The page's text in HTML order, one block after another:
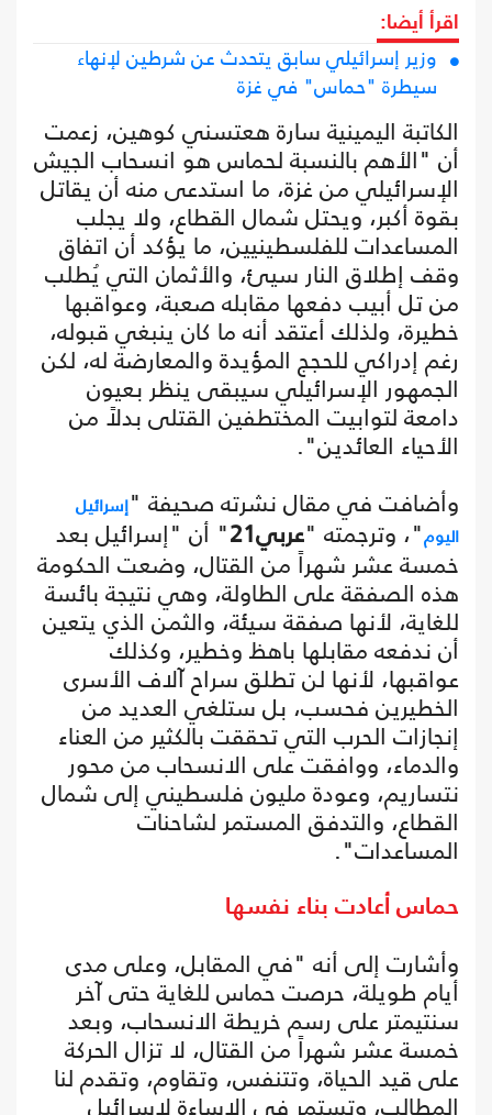
اقرأ أيضا:
وزير إسرائيلي سابق يتحدث عن شرطين لإنهاء
سيطرة "حماس" في غزة
الكاتبة اليمينية سارة هعتسني كوهين، زعمت
أن "الأهم بالنسبة لحماس هو انسحاب الجيش
الإسرائيلي من غزة، ما استدعى منه أن يقاتل
بقوة أكبر، ويحتل شمال القطاع، ولا يجلب
المساعدات للفلسطينيين، ما يؤكد أن اتفاق
وقف إطلاق النار سيئ، والأثمان التي يُطلب
من تل أبيب دفعها مقابله صعبة، وعواقبها
خطيرة، ولذلك أعتقد أنه ما كان ينبغي قبوله،
رغم إدراكي للحجج المؤيدة والمعارضة له، لكن
الجمهور الإسرائيلي سيبقى ينظر بعيون
دامعة لتوابيت المختطفين القتلى بدلاً من
الأحياء العائدين".
وأضافت في مقال نشرته صحيفة "إسرائيل
اليوم"، وترجمته "عربي21
" أن "إسرائيل بعد
خمسة عشر شهراً من القتال، وضعت الحكومة
هذه الصفقة على الطاولة، وهي نتيجة بائسة
للغاية، لأنها صفقة سيئة، والثمن الذي يتعين
أن ندفعه مقابلها باهظ وخطير، وكذلك
عواقبها، لأنها لن تطلق سراح آلاف الأسرى
الخطيرين فحسب، بل ستلغي العديد من
إنجازات الحرب التي تحققت بالكثير من العناء
والدماء، ووافقت على الانسحاب من محور
نتساريم، وعودة مليون فلسطيني إلى شمال
القطاع، والتدفق المستمر لشاحنات
المساعدات".
حماس أعادت بناء نفسها
وأشارت إلى أنه "في المقابل، وعلى مدى
أيام طويلة، حرصت حماس للغاية حتى آخر
سنتيمتر على رسم خريطة الانسحاب، وبعد
خمسة عشر شهراً من القتال، لا تزال الحركة
على قيد الحياة، وتتنفس، وتقاوم، وتقدم لنا
المطالب، وتستمر في الإساءة لإسرائيل